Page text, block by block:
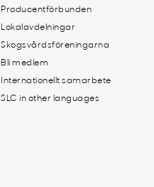
Producentförbunden
Lokalavdelningar
Skogsvårdsföreningarna
Bli medlem
Internationellt samarbete
SLC in other languages